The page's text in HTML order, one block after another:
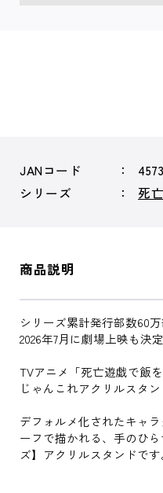
JANコード
シリーズ
死
商品説明
シリーズ累計発行部数60万
2026年7月に劇場上映も決定
TVアニメ「死亡遊戯で飯
じゃんこれアクリルスタン
デフォルメ化されたキャ
ーフで描かれる、手のひ
ズ】アクリルスタンドです